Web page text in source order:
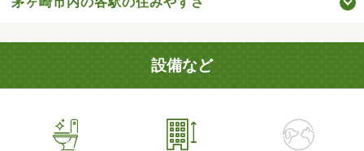
設備など